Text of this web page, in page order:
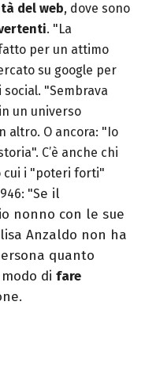
del web, dove sono
. "La
per un attimo
su google per
"Sembrava
un universo
altro. O ancora: "Io
C’è anche chi
cui i "poteri forti"
"Se il
nonno con le sue
Anzaldo non ha
quanto
di fare